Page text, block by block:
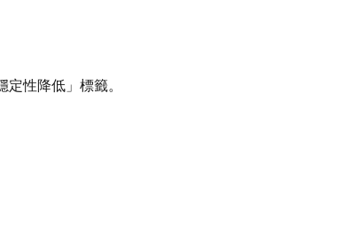
性降低」 標籤。